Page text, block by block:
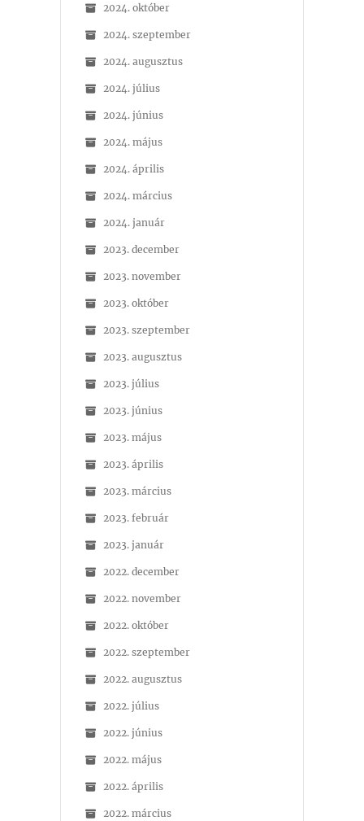
2024. október
2024. szeptember
2024. augusztus
2024. július
2024. június
2024. május
2024. április
2024. március
2024. január
2023. december
2023. november
2023. október
2023. szeptember
2023. augusztus
2023. július
2023. június
2023. május
2023. április
2023. március
2023. február
2023. január
2022. december
2022. november
2022. október
2022. szeptember
2022. augusztus
2022. július
2022. június
2022. május
2022. április
2022. március